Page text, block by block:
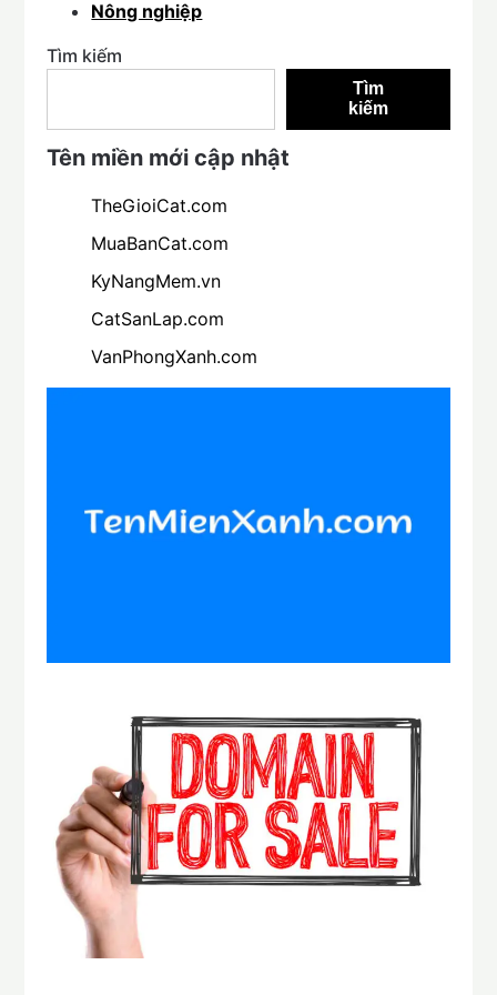
Nông nghiệp
Tìm kiếm
Tìm
kiếm
Tên miền mới cập nhật
TheGioiCat.com
MuaBanCat.com
KyNangMem.vn
CatSanLap.com
VanPhongXanh.com